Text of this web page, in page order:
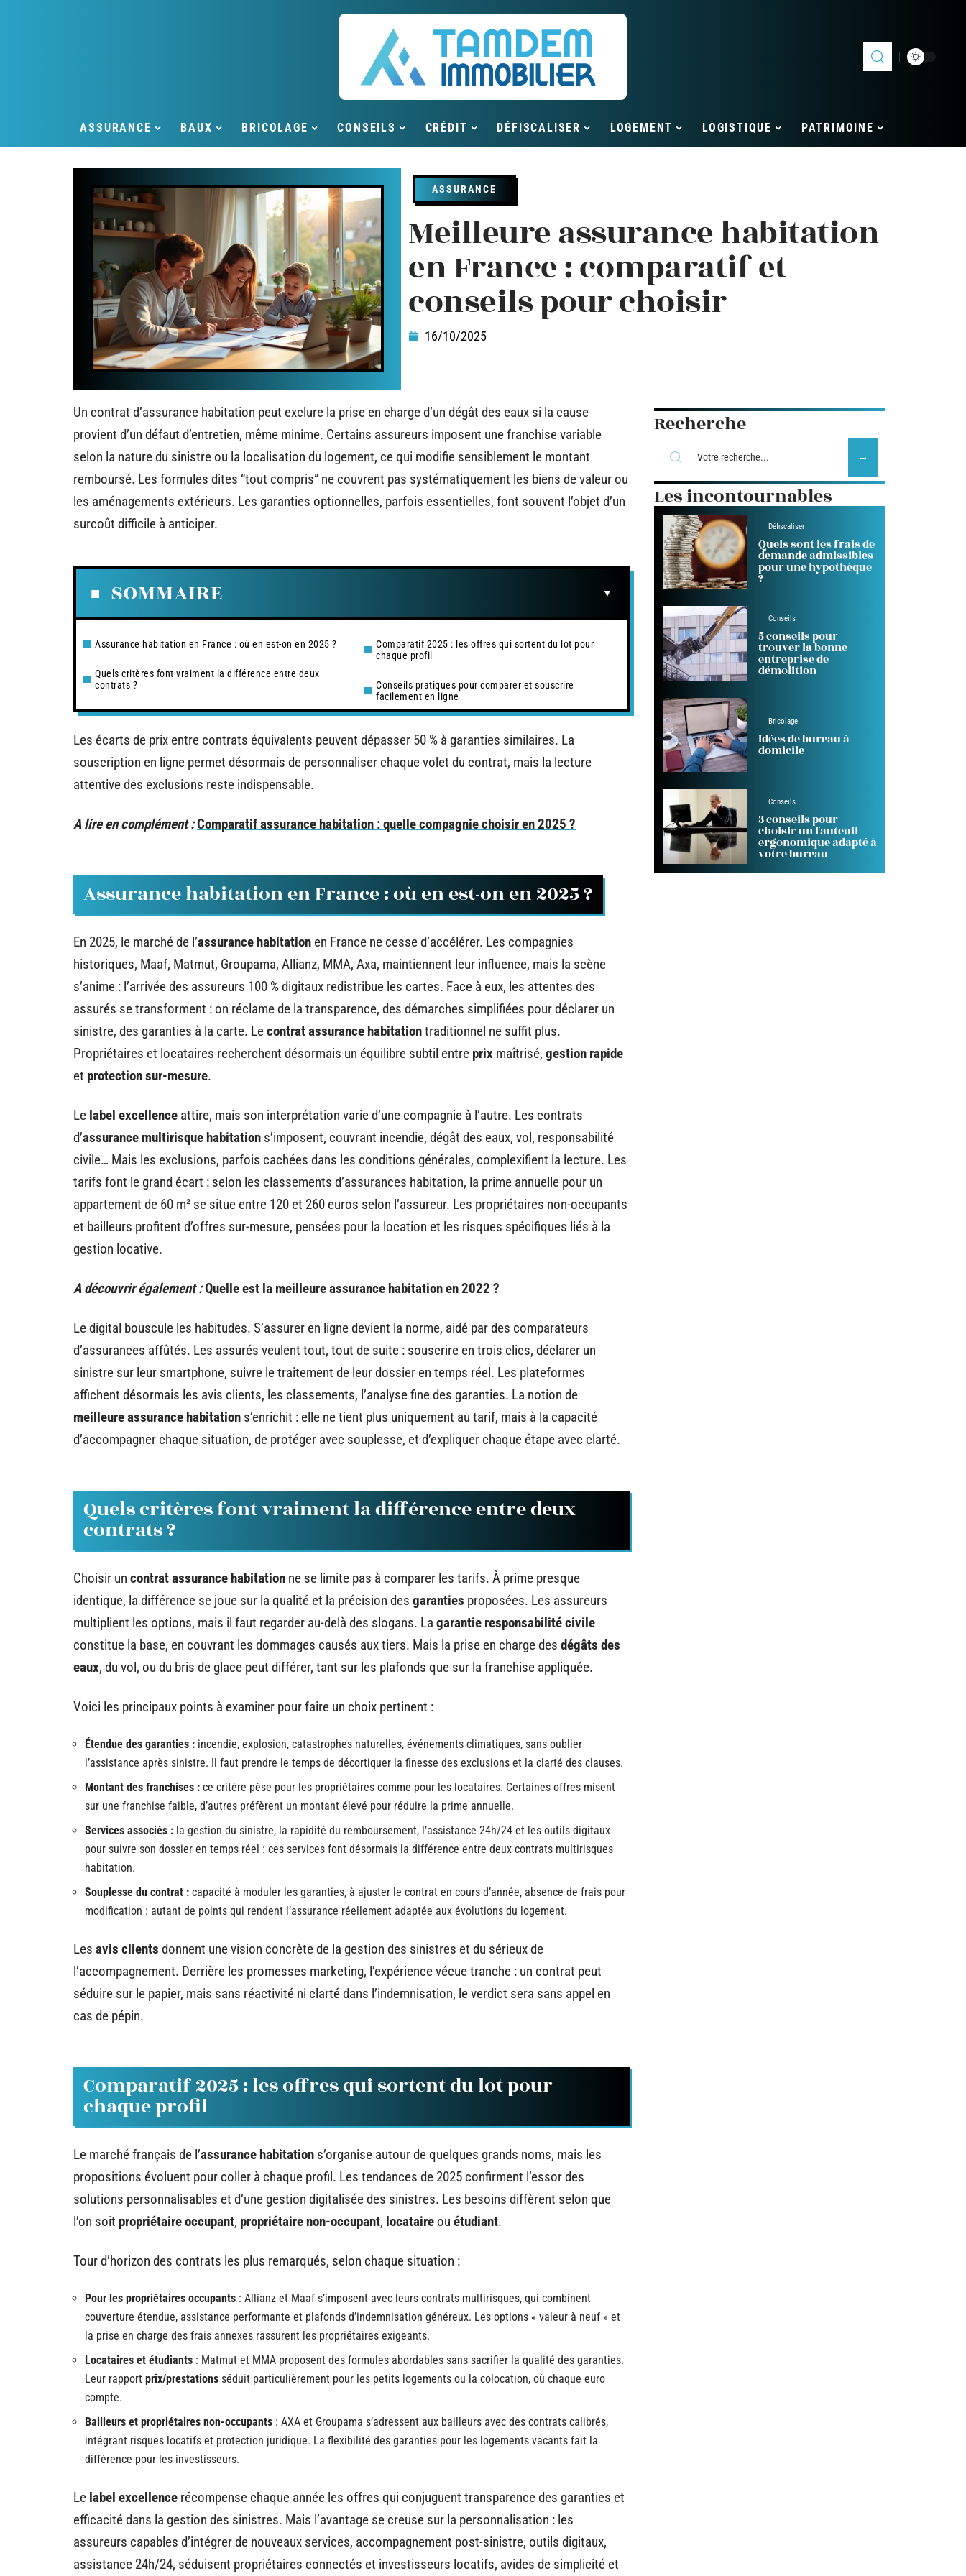
ASSURANCE BAUX BRICOLAGE CONSEILS CRÉDIT DÉFISCALISER LOGEMENT LOGISTIQUE PATRIMOINE
ASSURANCE
Meilleure assurance habitation
en France : comparatif et
conseils pour choisir
16/10/2025
Un contrat d’assurance habitation peut exclure la prise en charge d’un dégât des eaux si la cause
provient d’un défaut d’entretien, même minime. Certains assureurs imposent une franchise variable
selon la nature du sinistre ou la localisation du logement, ce qui modifie sensiblement le montant
remboursé. Les formules dites “tout compris” ne couvrent pas systématiquement les biens de valeur ou
les aménagements extérieurs. Les garanties optionnelles, parfois essentielles, font souvent l’objet d’un
surcoût difficile à anticiper.
SOMMAIRE
Assurance habitation en France : où en est-on en 2025 ?
Quels critères font vraiment la différence entre deux
contrats ?
Comparatif 2025 : les offres qui sortent du lot pour
chaque profil
Conseils pratiques pour comparer et souscrire
facilement en ligne
Les écarts de prix entre contrats équivalents peuvent dépasser 50 % à garanties similaires. La
souscription en ligne permet désormais de personnaliser chaque volet du contrat, mais la lecture
attentive des exclusions reste indispensable.
A lire en complément :Comparatif assurance habitation : quelle compagnie choisir en 2025 ?
Assurance habitation en France : où en est-on en 2025 ?
En 2025, le marché de l’assurance habitation en France ne cesse d’accélérer. Les compagnies
historiques, Maaf, Matmut, Groupama, Allianz, MMA, Axa, maintiennent leur influence, mais la scène
s’anime : l’arrivée des assureurs 100 % digitaux redistribue les cartes. Face à eux, les attentes des
assurés se transforment : on réclame de la transparence, des démarches simplifiées pour déclarer un
sinistre, des garanties à la carte. Lecontrat assurance habitationtraditionnel ne suffit plus.
Propriétaires et locataires recherchent désormais un équilibre subtil entre prix maîtrisé, gestion rapide
et protection sur-mesure.
Le label excellence attire, mais son interprétation varie d’une compagnie à l’autre. Les contrats
d’assurance multirisque habitation s’imposent, couvrant incendie, dégât des eaux, vol, responsabilité
civile… Mais les exclusions, parfois cachées dans les conditions générales, complexifient la lecture. Les
tarifs font le grand écart : selon les classements d’assurances habitation, la prime annuelle pour un
appartement de 60 m² se situe entre 120 et 260 euros selon l’assureur. Les propriétaires non-occupants
et bailleurs profitent d’offres sur-mesure, pensées pour la location et les risques spécifiques liés à la
gestion locative.
A découvrir également :Quelle est la meilleure assurance habitation en 2022 ?
Le digital bouscule les habitudes. S’assurer en ligne devient la norme, aidé par des comparateurs
d’assurances affûtés. Les assurés veulent tout, tout de suite : souscrire en trois clics, déclarer un
sinistre sur leur smartphone, suivre le traitement de leur dossier en temps réel. Les plateformes
affichent désormais les avis clients, les classements, l’analyse fine des garanties. La notion de
meilleure assurance habitation s’enrichit : elle ne tient plus uniquement au tarif, mais à la capacité
d’accompagner chaque situation, de protéger avec souplesse, et d’expliquer chaque étape avec clarté.
Quels critères font vraiment la différence entre deux
contrats ?
Choisir un contrat assurance habitation ne se limite pas à comparer les tarifs. À prime presque
identique, la différence se joue sur la qualité et la précision des garanties proposées. Les assureurs
multiplient les options, mais il faut regarder au-delà des slogans. La garantie responsabilité civile
constitue la base, en couvrant les dommages causés aux tiers. Mais la prise en charge des dégâts des
eaux, du vol, ou du bris de glace peut différer, tant sur les plafonds que sur la franchise appliquée.
Voici les principaux points à examiner pour faire un choix pertinent :
Étendue des garanties : incendie, explosion, catastrophes naturelles, événements climatiques, sans oublier
l’assistance après sinistre. Il faut prendre le temps de décortiquer la finesse des exclusions et la clarté des clauses.
Montant des franchises : ce critère pèse pour les propriétaires comme pour les locataires. Certaines offres misent
sur une franchise faible, d’autres préfèrent un montant élevé pour réduire la prime annuelle.
Services associés : la gestion du sinistre, la rapidité du remboursement, l’assistance 24h/24 et les outils digitaux
pour suivre son dossier en temps réel : ces services font désormais la différence entre deux contrats multirisques
habitation.
Souplesse du contrat : capacité à moduler les garanties, à ajuster le contrat en cours d’année, absence de frais pour
modification : autant de points qui rendent l’assurance réellement adaptée aux évolutions du logement.
Les avis clients donnent une vision concrète de la gestion des sinistres et du sérieux de
l’accompagnement. Derrière les promesses marketing, l’expérience vécue tranche : un contrat peut
séduire sur le papier, mais sans réactivité ni clarté dans l’indemnisation, le verdict sera sans appel en
cas de pépin.
Comparatif 2025 : les offres qui sortent du lot pour
chaque profil
Le marché français de l’assurance habitation s’organise autour de quelques grands noms, mais les
propositions évoluent pour coller à chaque profil. Les tendances de 2025 confirment l’essor des
solutions personnalisables et d’une gestion digitalisée des sinistres. Les besoins diffèrent selon que
l’on soit propriétaire occupant, propriétaire non-occupant, locataire ou étudiant.
Tour d’horizon des contrats les plus remarqués, selon chaque situation :
Pour les propriétaires occupants : Allianz et Maaf s’imposent avec leurs contrats multirisques, qui combinent
couverture étendue, assistance performante et plafonds d’indemnisation généreux. Les options « valeur à neuf » et
la prise en charge des frais annexes rassurent les propriétaires exigeants.
Locataires et étudiants : Matmut et MMA proposent des formules abordables sans sacrifier la qualité des garanties.
Leur rapport prix/prestations séduit particulièrement pour les petits logements ou la colocation, où chaque euro
compte.
Bailleurs et propriétaires non-occupants : AXA et Groupama s’adressent aux bailleurs avec des contrats calibrés,
intégrant risques locatifs et protection juridique. La flexibilité des garanties pour les logements vacants fait la
différence pour les investisseurs.
Le label excellence récompense chaque année les offres qui conjuguent transparence des garanties et
efficacité dans la gestion des sinistres. Mais l’avantage se creuse sur la personnalisation : les
assureurs capables d’intégrer de nouveaux services, accompagnement post-sinistre, outils digitaux,
assistance 24h/24, séduisent propriétaires connectés et investisseurs locatifs, avides de simplicité et
Recherche
Les incontournables
Défiscaliser
Quels sont les frais de
demande admissibles
pour une hypothèque
?
Conseils
5 conseils pour
trouver la bonne
entreprise de
démolition
Bricolage
Idées de bureau à
domicile
Conseils
3 conseils pour
choisir un fauteuil
ergonomique adapté à
votre bureau